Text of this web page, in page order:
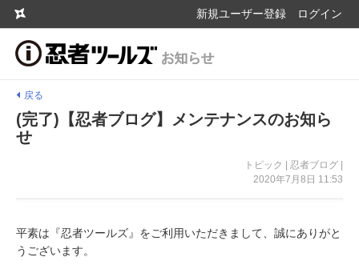
新規ユーザー登録 ログイン
戻る
(完了)【忍者ブログ】メンテナンスのお知ら
せ
トピック | 忍者ブログ |
2020年7月8日 11:53
平素は『忍者ツールズ』をご利用いただきまして、誠にありがと
うございます。